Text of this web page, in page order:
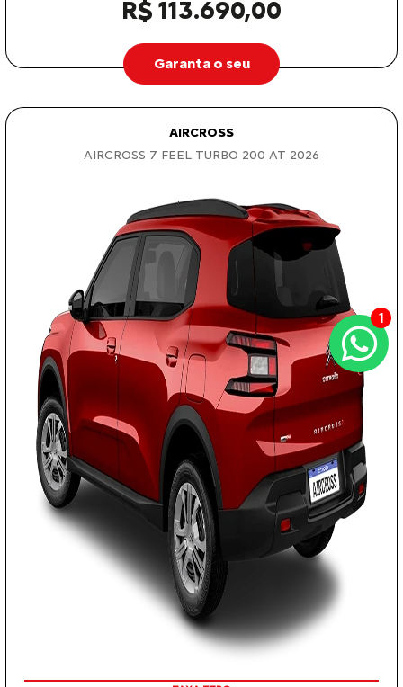
R$ 113.690,00
Garanta o seu
AIRCROSS
AIRCROSS 7 FEEL TURBO 200 AT 2026
1